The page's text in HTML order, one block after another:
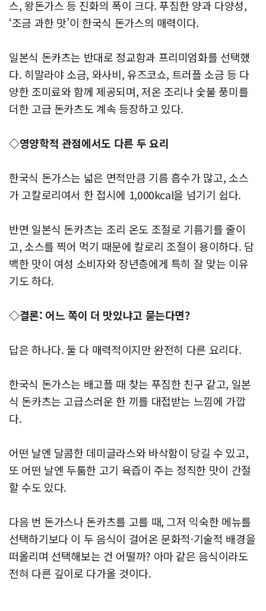
스, 왕돈가스 등 진화의 폭이 크다. 푸짐한 양과 다양성,
‘조금 과한 맛’이 한국식 돈가스의 매력이다.
일본식 돈카츠는 반대로 정교함과 프리미엄화를 선택했
다. 히말라야 소금, 와사비, 유즈코쇼, 트러플 소금 등 다
양한 조미료와 함께 제공되며, 저온 조리나 숯불 풍미를
더한 고급 돈카츠도 계속 등장하고 있다.
◇영양학적 관점에서도 다른 두 요리
한국식 돈가스는 넓은 면적만큼 기름 흡수가 많고, 소스
가 고칼로리여서 한 접시에 1,000kcal을 넘기기 쉽다.
반면 일본식 돈카츠는 조리 온도 조절로 기름기를 줄이
고, 소스를 찍어 먹기 때문에 칼로리 조절이 용이하다. 담
백한 맛이 여성 소비자와 장년층에게 특히 잘 맞는 이유
기도 하다.
◇결론: 어느 쪽이 더 맛있냐고 묻는다면?
답은 하나다. 둘 다 매력적이지만 완전히 다른 요리다.
한국식 돈가스는 배고플 때 찾는 푸짐한 친구 같고, 일본
식 돈카츠는 고급스러운 한 끼를 대접받는 느낌에 가깝
다.
어떤 날엔 달콤한 데미글라스와 바삭함이 당길 수 있고,
또 어떤 날엔 두툼한 고기 육즙이 주는 정직한 맛이 간절
할 수도 있다.
다음 번 돈가스나 돈카츠를 고를 때, 그저 익숙한 메뉴를
선택하기보다 이 두 음식이 걸어온 문화적·기술적 배경을
떠올리며 선택해보는 건 어떨까? 아마 같은 음식이라도
전혀 다른 깊이로 다가올 것이다.